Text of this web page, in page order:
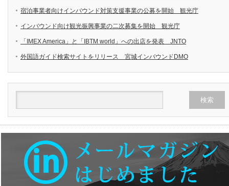
宿泊事業者向けインバウンド対策支援事業の公募を開始 観光庁
インバウンド向け観光振興事業の二次募集を開始 観光庁
「IMEX America」と「IBTM world」への出店を発表 JNTO
外国語ガイド検索サイトをリリース 宮城インバウンドDMO